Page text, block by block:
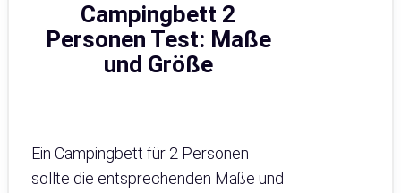
Campingbett 2
Personen Test: Maße
und Größe
Ein Campingbett für 2 Personen
sollte die entsprechenden Maße und